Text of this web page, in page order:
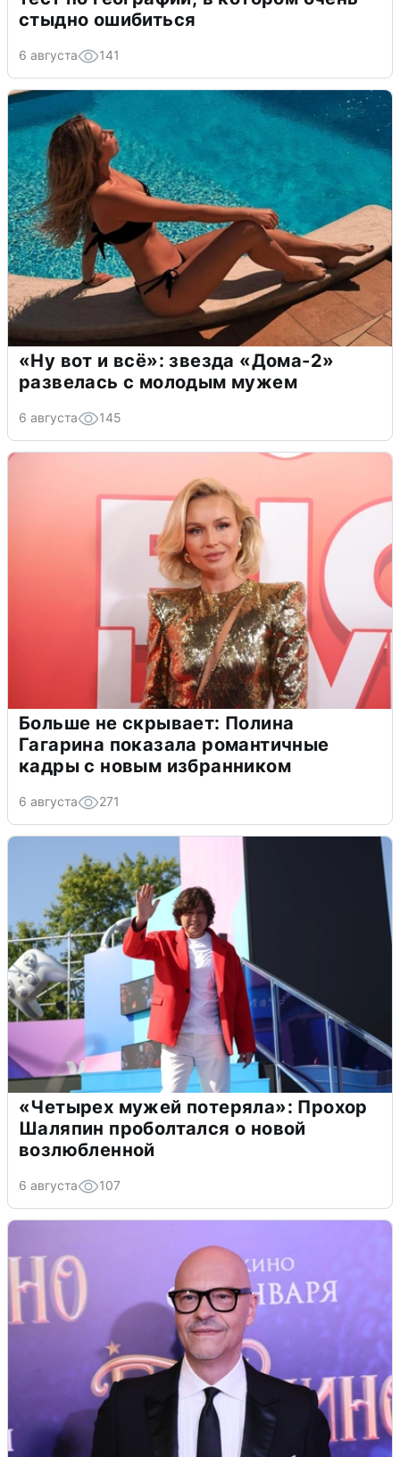
стыдно ошибиться
6 августа 141
«Ну вот и всё»: звезда «Дома-2»
развелась с молодым мужем
6 августа 145
Больше не скрывает: Полина
Гагарина показала романтичные
кадры с новым избранником
6 августа 271
«Четырех мужей потеряла»: Прохор
Шаляпин проболтался о новой
возлюбленной
6 августа 107